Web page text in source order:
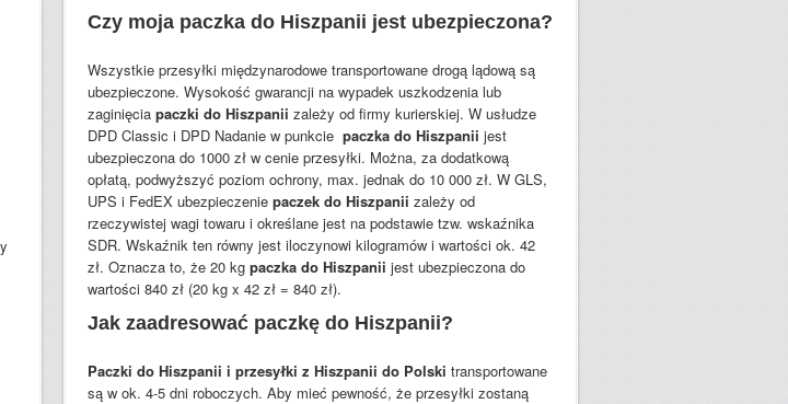
Czy moja paczka do Hiszpanii jest ubezpieczona?
Wszystkie przesyłki międzynarodowe transportowane drogą lądową są
ubezpieczone. Wysokość gwarancji na wypadek uszkodzenia lub
zaginięcia paczki do Hiszpanii zależy od firmy kurierskiej. W usłudze
DPD Classic i DPD Nadanie w punkcie paczka do Hiszpanii jest
ubezpieczona do 1000 zł w cenie przesyłki. Można, za dodatkową
opłatą, podwyższyć poziom ochrony, max. jednak do 10 000 zł. W GLS,
UPS i FedEX ubezpieczenie paczek do Hiszpanii zależy od
rzeczywistej wagi towaru i określane jest na podstawie tzw. wskaźnika
SDR. Wskaźnik ten równy jest iloczynowi kilogramów i wartości ok. 42
zł. Oznacza to, że 20 kg paczka do Hiszpanii jest ubezpieczona do
wartości 840 zł (20 kg x 42 zł = 840 zł).
Jak zaadresować paczkę do Hiszpanii?
Paczki do Hiszpanii i przesyłki z Hiszpanii do Polski transportowane
są w ok. 4-5 dni roboczych. Aby mieć pewność, że przesyłki zostaną